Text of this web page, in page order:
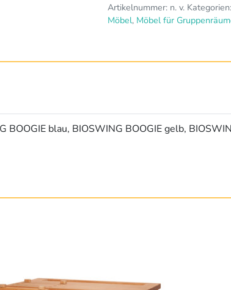
Hocker
Menge
Artikelnummer: n. v. Kategorien:
Möbel, Möbel für
BOOGIE blau, BIOSWING BOOGIE gelb,